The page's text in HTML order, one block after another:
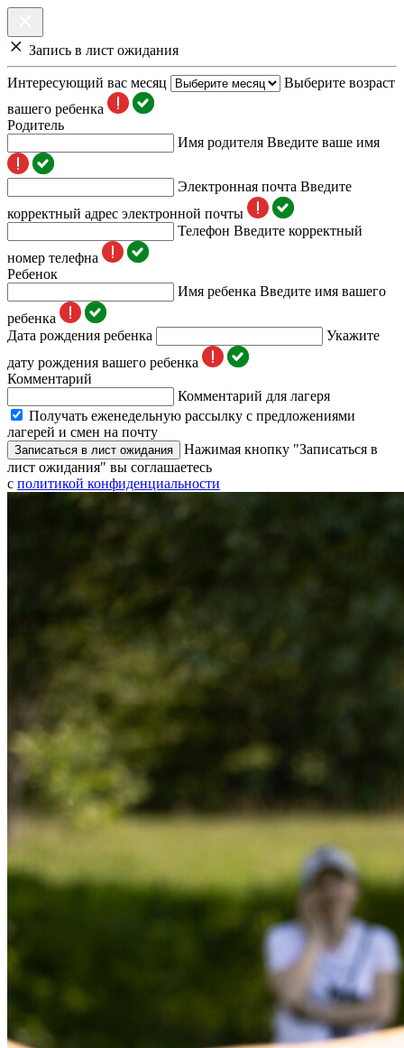
Запись в лист ожидания
Интересующий вас месяц
Выберите возраст
вашего ребенка
Родитель
Имя родителя Введите ваше имя
Электронная почта Введите
корректный адрес электронной почты
Телефон Введите корректный
номер телефна
Ребенок
Имя ребенка Введите имя вашего
ребенка
Дата рождения ребенка
Укажите
дату рождения вашего ребенка
Комментарий
Комментарий для лагеря
Получать еженедельную рассылку с предложениями
лагерей и смен на почту
Записаться в лист ожидания
Нажимая кнопку "Записаться в
лист ожидания" вы соглашаетесь
с политикой конфиденциальности